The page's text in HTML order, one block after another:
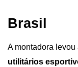
Brasil
A montadora levou
utilitários